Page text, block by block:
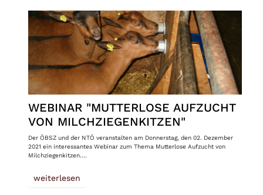
WEBINAR "MUTTERLOSE AUFZUCHT
VON MILCHZIEGENKITZEN"
Der ÖBSZ und der NTÖ veranstalten am Donnerstag, den 02. Dezember
2021 ein interessantes Webinar zum Thema Mutterlose Aufzucht von
Milchziegenkitzen.…
weiterlesen